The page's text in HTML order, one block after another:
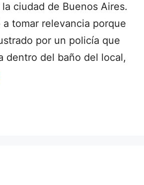
ciudad de Buenos Aires.
a tomar relevancia porque
por un policía que
dentro del baño del local,